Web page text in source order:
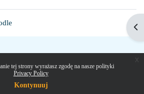
tej strony wyrażasz zgodę na nasze polityki
Privacy Policy
Kontynuuj